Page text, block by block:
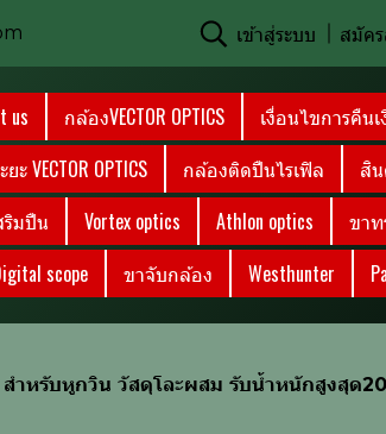
เข้าสู่ระบบ สมัค
us กล้องVECTOR OPTICS
เงื่อนไขการคืน
VECTOR OPTICS กล้องติดปืนไรเฟิล
สิ
มปืน Vortex optics Athlon optics
ขาท
scope ขาจับกล้อง Westhunter
ำหรับหูกวิน วัสดุโละผสม รับน้ำหนักสูงสุด